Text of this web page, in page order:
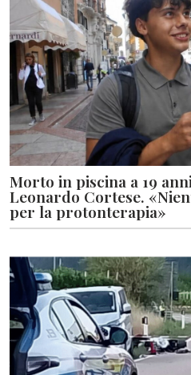
Morto in piscina a 19
Leonardo Cortese.
per la protonterapia»